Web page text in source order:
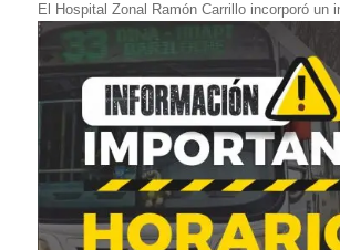
El Hospital Zonal Ramón Carrillo incorporó un